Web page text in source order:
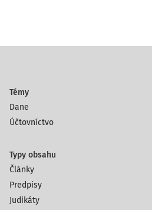
Témy
Dane
Účtovníctvo
Typy obsahu
Články
Predpisy
Judikáty